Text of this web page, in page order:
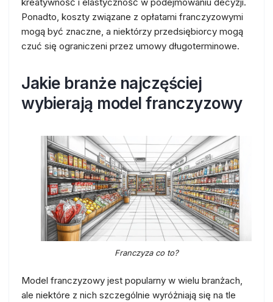
Ponadto, koszty związane z opłatami franczyzowymi
mogą być znaczne, a niektórzy przedsiębiorcy mogą
czuć się ograniczeni przez umowy długoterminowe.
Jakie branże najczęściej
wybierają model franczyzowy
Franczyza co to?
Model franczyzowy jest popularny w wielu branżach,
ale niektóre z nich szczególnie wyróżniają się na tle